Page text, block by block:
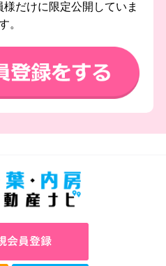
様だけに限定公開していま
。